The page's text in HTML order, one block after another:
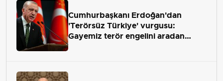
Cumhurbaşkanı Erdoğan'dan
'Terörsüz Türkiye' vurgusu:
Gayemiz terör engelini aradan